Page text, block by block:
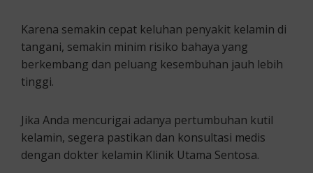
Karena semakin cepat keluhan penyakit kelamin di
tangani, semakin minim risiko bahaya yang
berkembang dan peluang kesembuhan jauh lebih
tinggi.
Jika Anda mencurigai adanya pertumbuhan kutil
kelamin, segera pastikan dan konsultasi medis
dengan dokter kelamin Klinik Utama Sentosa.